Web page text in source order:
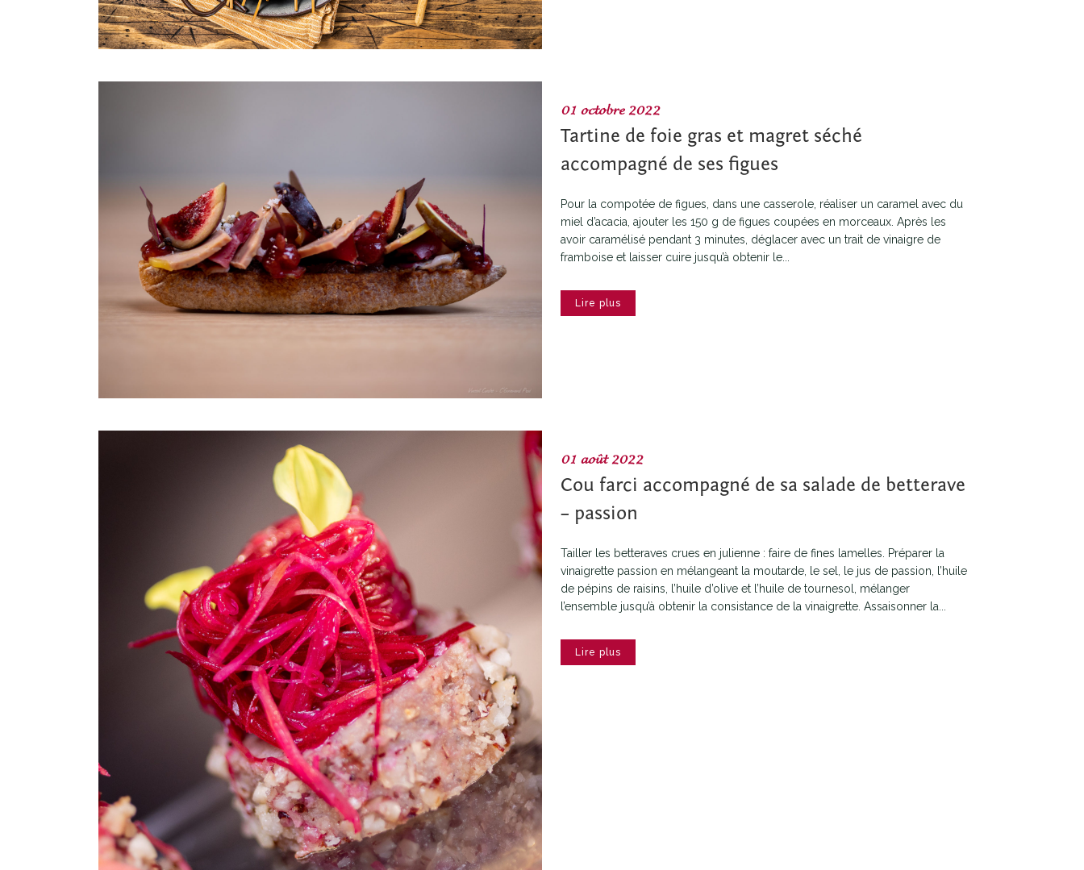
01 octobre 2022
Tartine de foie gras et magret séché
accompagné de ses figues
Pour la compotée de figues, dans une casserole, réaliser un caramel avec du
miel d’acacia, ajouter les 150 g de figues coupées en morceaux. Après les
avoir caramélisé pendant 3 minutes, déglacer avec un trait de vinaigre de
framboise et laisser cuire jusqu’à obtenir le...
Lire plus
01 août 2022
Cou farci accompagné de sa salade de betterave
– passion
Tailler les betteraves crues en julienne : faire de fines lamelles. Préparer la
vinaigrette passion en mélangeant la moutarde, le sel, le jus de passion, l’huile
de pépins de raisins, l’huile d’olive et l’huile de tournesol, mélanger
l’ensemble jusqu’à obtenir la consistance de la vinaigrette. Assaisonner la...
Lire plus